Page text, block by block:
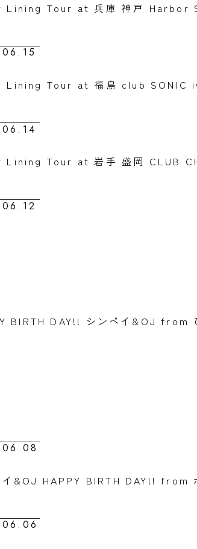
Lining Tour at 兵庫 神戸 Harbor
Tour at 福島 club SONIC
Tour at 岩手 盛岡 CLUB
BIRTH DAY!! シンペイ&OJ
イ&OJ HAPPY BIRTH DAY!! from